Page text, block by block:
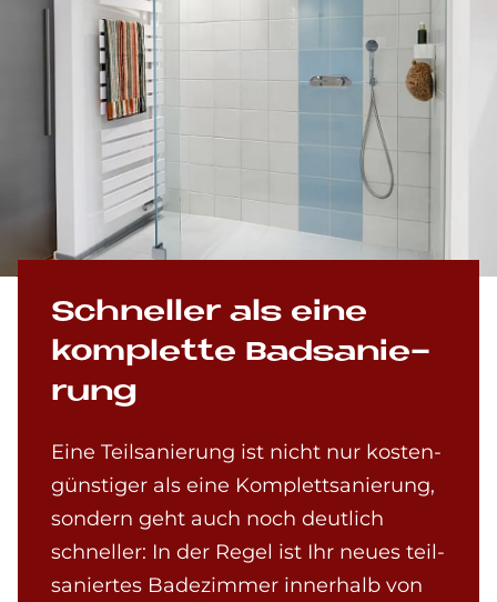
Schnel­ler als eine
kom­plet­te Bad­sa­nie­
rung
Eine Teilsanierung ist nicht nur kosten­
günstig­er als eine Komplett­sanierung,
sondern geht auch noch deutlich
schneller: In der Regel ist Ihr neues teil­
saniertes Bade­zim­mer inner­halb von